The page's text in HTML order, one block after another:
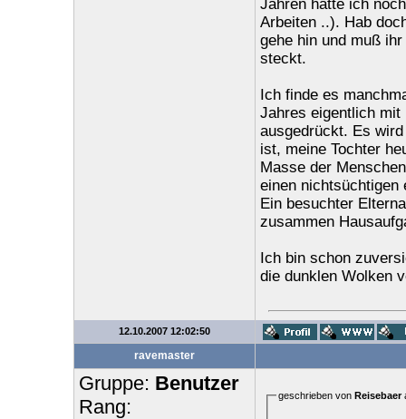
Jahren hätte ich
Arbeiten ..). Hab
gehe hin und muß
steckt.
Ich finde es
Jahres eigentlich
ausgedrückt. Es
ist, meine Tochter
Masse der
einen nichtsüchtigen
Ein besuchter
zusammen
Ich bin schon
die dunklen Wolken
12.10.2007 12:02:50
ravemaster
Gruppe: Benutzer
Rang:
geschrieben von Reisebaer